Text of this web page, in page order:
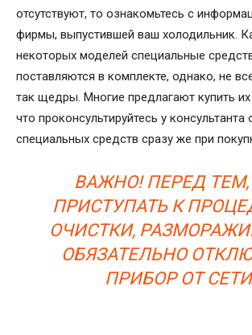
отсутствуют, то ознакомьтесь с
фирмы, выпустившей ваш холодильник.
некоторых моделей специальные
поставляются в комплекте, однако, не
так щедры. Многие предлагают купить
что проконсультируйтесь у консультанта
специальных средств сразу же при
ВАЖНО! ПЕРЕД ТЕМ,
ПРИСТУПАТЬ К
ОЧИСТКИ,
ОБЯЗАТЕЛЬНО
ПРИБОР ОТ